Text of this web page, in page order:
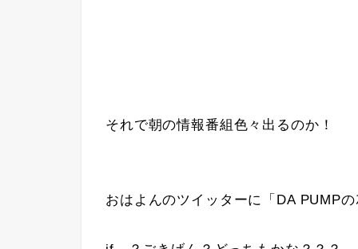
それで朝の情報番組色々出るのか！
おはよんのツイッターに「DA PUMPの